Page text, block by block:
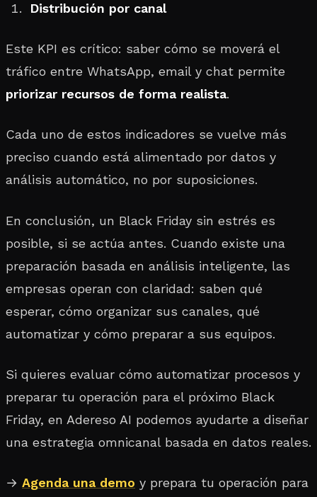
Distribución por canal
Este KPI es crítico: saber cómo se moverá el
tráfico entre WhatsApp, email y chat permite
priorizar recursos de forma realista.
Cada uno de estos indicadores se vuelve más
preciso cuando está alimentado por datos y
análisis automático, no por suposiciones.
En conclusión, un Black Friday sin estrés es
posible, si se actúa antes. Cuando existe una
preparación basada en análisis inteligente, las
empresas operan con claridad: saben qué
esperar, cómo organizar sus canales, qué
automatizar y cómo preparar a sus equipos.
Si quieres evaluar cómo automatizar procesos y
preparar tu operación para el próximo Black
Friday, en Adereso AI podemos ayudarte a diseñar
una estrategia omnicanal basada en datos reales.
→ Agenda una demo y prepara tu operación para